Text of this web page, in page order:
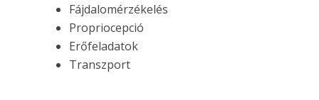
Fájdalomérzékelés
Propriocepció
Erőfeladatok
Transzport